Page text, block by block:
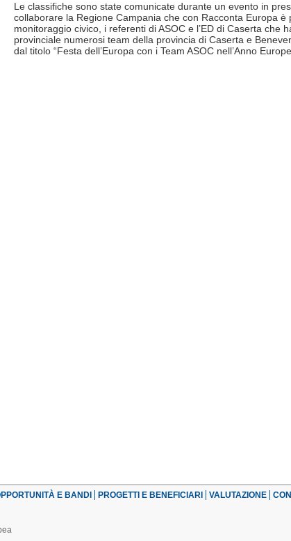
Le classifiche sono state comunicate durante un evento in
collaborare la Regione Campania che con Racconta Europa
monitoraggio civico, i referenti di ASOC e l’ED di Caserta che
provinciale numerosi team della provincia di Caserta e
dal titolo “Festa dell’Europa con i Team ASOC nell’Anno
E BANDI PROGETTI E BENEFICIARI VALUTAZIONE